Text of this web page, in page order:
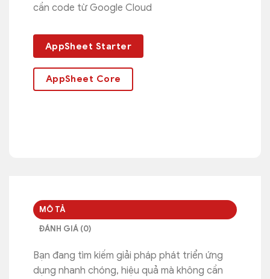
cần code từ Google Cloud
AppSheet Starter
AppSheet Core
MÔ TẢ
ĐÁNH GIÁ (0)
Bạn đang tìm kiếm giải pháp phát triển ứng
dụng nhanh chóng, hiệu quả mà không cần